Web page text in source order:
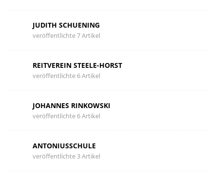
JUDITH SCHUENING
veröffentlichte 7 Artikel
REITVEREIN STEELE-HORST
veröffentlichte 6 Artikel
JOHANNES RINKOWSKI
veröffentlichte 6 Artikel
ANTONIUSSCHULE
veröffentlichte 3 Artikel